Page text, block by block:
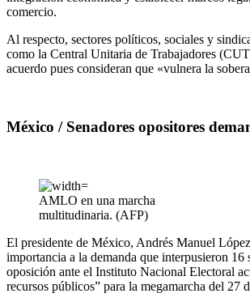
comercio.
Al respecto, sectores políticos, sociales y
como la Central Unitaria de Trabajadores
acuerdo pues consideran que «vulnera la
México / Senadores opositores
AMLO en una marcha
multitudinaria. (AFP)
El presidente de México, Andrés Manuel
importancia a la demanda que interpusieron 16
oposición ante el Instituto Nacional Electoral
recursos públicos” para la megamarcha del 27